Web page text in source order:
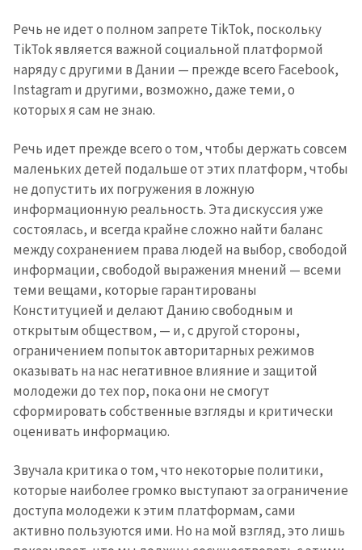
Речь не идет о полном запрете TikTok, поскольку
TikTok является важной социальной платформой
наряду с другими в Дании — прежде всего Facebook,
Instagram и другими, возможно, даже теми, о
которых я сам не знаю.
Речь идет прежде всего о том, чтобы держать совсем
маленьких детей подальше от этих платформ, чтобы
не допустить их погружения в ложную
информационную реальность. Эта дискуссия уже
состоялась, и всегда крайне сложно найти баланс
между сохранением права людей на выбор, свободой
информации, свободой выражения мнений — всеми
теми вещами, которые гарантированы
Конституцией и делают Данию свободным и
открытым обществом, — и, с другой стороны,
ограничением попыток авторитарных режимов
оказывать на нас негативное влияние и защитой
молодежи до тех пор, пока они не смогут
сформировать собственные взгляды и критически
оценивать информацию.
Звучала критика о том, что некоторые политики,
которые наиболее громко выступают за ограничение
доступа молодежи к этим платформам, сами
активно пользуются ими. Но на мой взгляд, это лишь
МОЯ НОВОСТЬ
Заголовок новости
+ Добавить
Фотография
+ Загрузить
изображение
Ссылка на медиа
медиа
Текст новости
+ Добавить текст